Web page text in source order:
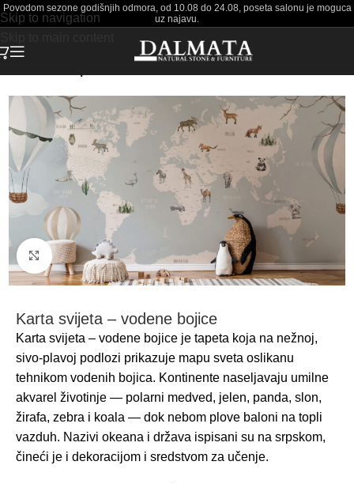
Skip to navigation
Povodom sezone godišnjih odmora, od 10.08 do 24.08, poseta salonu je moguca
uz najavu.
Click to enlarge
Karta svijeta – vodene bojice
Karta svijeta – vodene bojice je tapeta koja na nežnoj,
sivo-plavoj podlozi prikazuje mapu sveta oslikanu
tehnikom vodenih bojica. Kontinente naseljavaju umilne
akvarel životinje — polarni medved, jelen, panda, slon,
žirafa, zebra i koala — dok nebom plove baloni na topli
vazduh. Nazivi okeana i država ispisani su na srpskom,
čineći je i dekoracijom i sredstvom za učenje.